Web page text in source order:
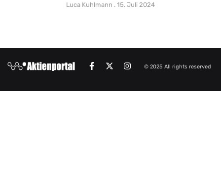
Luca Kuhlmann 15. Juli 2024
© 2025 All rights reserved